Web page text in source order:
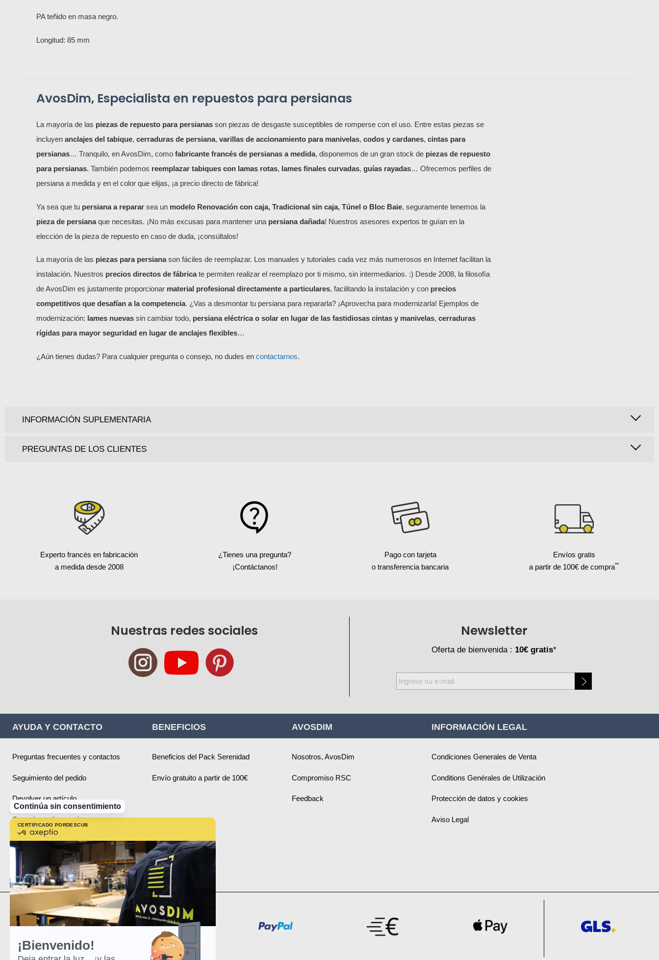
CERTIFICADO PORDESCUBRE MÁS SOBRE
Axeptio
-
Más
información
sobre
Axeptio
¡Bienvenido!
Continúa sin consentimiento
PA teñido en masa negro.
Longitud: 85 mm
AvosDim, Especialista en repuestos para persianas
La mayoría de las piezas de repuesto para persianas son piezas de desgaste susceptibles de romperse con el uso. Entre estas piezas se
incluyen anclajes del tabique, cerraduras de persiana, varillas de accionamiento para manivelas, codos y cardanes, cintas para
persianas… Tranquilo, en AvosDim, como fabricante francés de persianas a medida, disponemos de un gran stock de piezas de repuesto
para persianas. También podemos reemplazar tabiques con lamas rotas, lames finales curvadas, guías rayadas… Ofrecemos perfiles de
persiana a medida y en el color que elijas, ¡a precio directo de fábrica!
Ya sea que tu persiana a reparar sea un modelo Renovación con caja, Tradicional sin caja, Túnel o Bloc Baie, seguramente tenemos la
pieza de persianaque necesitas. ¡No más excusas para mantener una persiana dañada! Nuestros asesores expertos te guían en la
elección de la pieza de repuesto en caso de duda, ¡consúltalos!
La mayoría de las piezas para persianason fáciles de reemplazar. Los manuales y tutoriales cada vez más numerosos en Internet facilitan la
instalación. Nuestros precios directos de fábricate permiten realizar el reemplazo por ti mismo, sin intermediarios. :) Desde 2008, la filosofía
de AvosDim es justamente proporcionar material profesional directamente a particulares, facilitando la instalación y con precios
competitivos que desafían a la competencia. ¿Vas a desmontar tu persiana para repararla? ¡Aprovecha para modernizarla! Ejemplos de
modernización: lames nuevas sin cambiar todo, persiana eléctrica o solar en lugar de las fastidiosas cintas y manivelas, cerraduras
rígidas para mayor seguridad en lugar de anclajes flexibles…
¿Aún tienes dudas? Para cualquier pregunta o consejo, no dudes en contactarnos.
INFORMACIÓN SUPLEMENTARIA
PREGUNTAS DE LOS CLIENTES
Experto francés en fabricación
a medida desde 2008
¿Tienes una pregunta?
¡Contáctanos!
Pago con tarjeta
o transferencia bancaria
Envíos gratis
a partir de 100€ de compra**
Nuestras redes sociales Newsletter
Oferta de bienvenida : 10€ gratis*
Inscríbase
a
boletín
noticias:
AYUDA Y CONTACTO
Preguntas frecuentes y contactos
Seguimiento del pedido
Devolver un artículo
Consejos sobre productos
Informaciones prácticas
Mapa del sitio
BENEFICIOS
Beneficios del Pack Serenidad
Envío gratuito a partir de 100€
AVOSDIM
Nosotros, AvosDim
Compromiso RSC
Feedback
INFORMACIÓN LEGAL
Condiciones Generales de Venta
Conditions Genérales de Utilización
Protección de datos y cookies
Aviso Legal